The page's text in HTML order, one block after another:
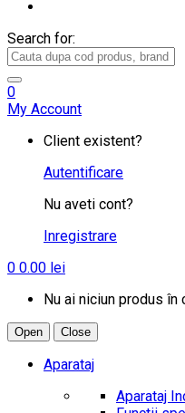
Search for:
0
My Account
Client existent?
Autentificare
Nu aveti cont?
Inregistrare
0 0.00 lei
Nu ai niciun produs în
Open Close
Aparataj
Aparataj